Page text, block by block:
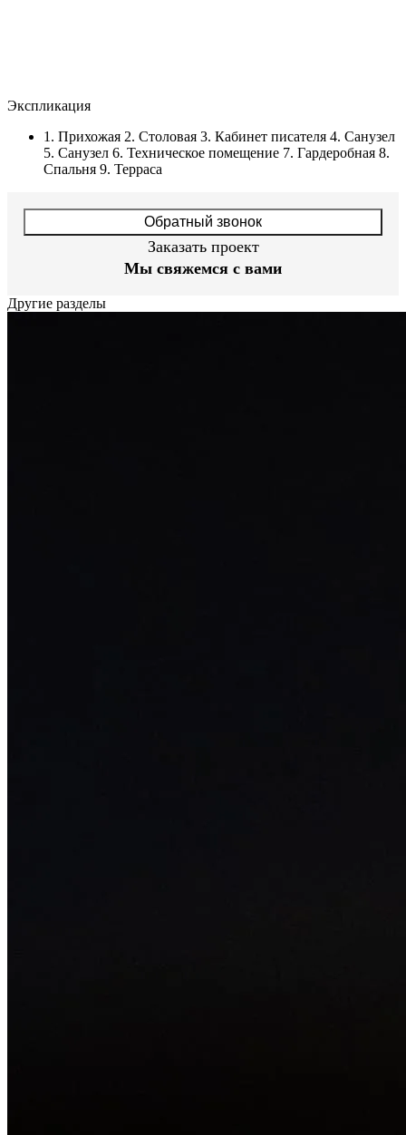
Экспликация
1. Прихожая 2. Столовая 3. Кабинет писателя 4. Санузел
5. Санузел 6. Техническое помещение 7. Гардеробная 8.
Спальня 9. Терраса
Обратный звонок
Заказать проект
Мы свяжемся с вами
Другие разделы